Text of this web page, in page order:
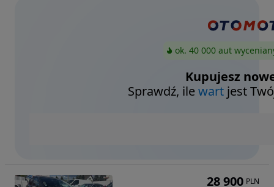
ok. 40 000 aut
Kupujesz
Sprawdź, ilewart jest
28 900 PLN